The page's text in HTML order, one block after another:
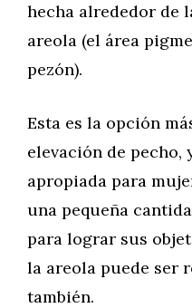
hecha alrededor de
areola (el área
pezón).
Esta es la opción
elevación de pecho,
apropiada para
una pequeña
para lograr sus
la areola puede ser
también.